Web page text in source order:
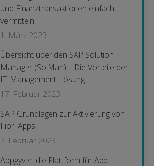
und Finanztransaktionen einfach
vermitteln
1. März 2023
Übersicht über den SAP Solution
Manager (SolMan) – Die Vorteile der
IT-Management-Lösung
17. Februar 2023
SAP Grundlagen zur Aktivierung von
Fiori Apps
7. Februar 2023
Appgyver: die Plattform für App-